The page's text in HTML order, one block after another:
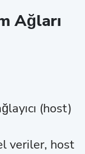
Ağları
(host)
veriler, host